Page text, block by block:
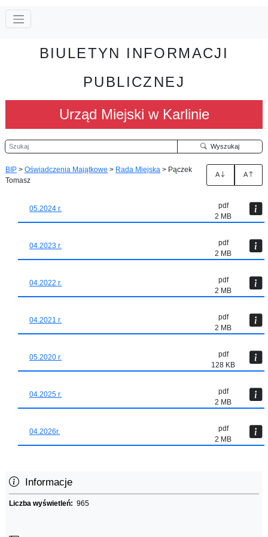
BIULETYN INFORMACJI
PUBLICZNEJ
Urząd Miejski w Karlinie
Szukaj Wyszukaj
BIP > Oświadczenia Majątkowe > Rada Miejska > Pączek
Tomasz
A A
05.2024 r.
pdf
2 MB
04.2023 r.
pdf
2 MB
04.2022 r.
pdf
2 MB
04.2021 r.
pdf
2 MB
05.2020 r.
pdf
128 KB
04.2025 r.
pdf
2 MB
04.2026r.
pdf
2 MB
Informacje
Liczba wyświetleń: 965